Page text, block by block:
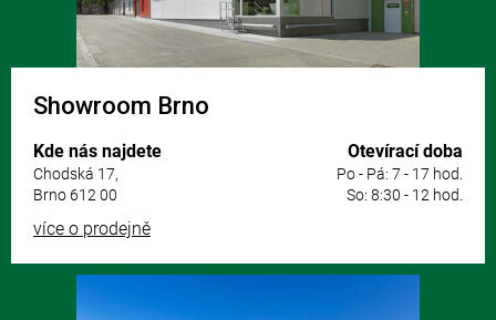
Showroom Brno
Kde nás najdete
Chodská 17,
Brno 612 00
Otevírací doba
Po - Pá: 7 - 17 hod.
So: 8:30 - 12 hod.
více o prodejně